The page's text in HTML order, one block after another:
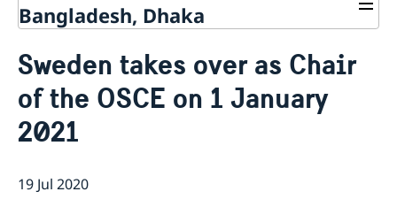
Bangladesh, Dhaka
About us
Embassy staff
Current
Sweden takes over as Chair
of the OSCE on 1 January
2021
19 Jul 2020